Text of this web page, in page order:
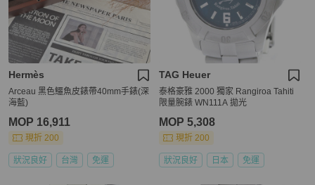
Hermès
Arceau 黑色鱷魚皮錶帶40mm手錶(深
海藍)
MOP 16,911
現折 200
狀況良好 台灣 免運
TAG Heuer
泰格豪雅 2000 獨家 Rangiroa Tahiti
限量腕錶 WN111A 拋光
MOP 5,308
現折 200
狀況良好 日本 免運